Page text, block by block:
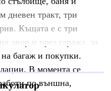
дневен тракт, три
Къщата е с три
двор и през гаража, за
на багаж и покупки.
В момента се
по външна,